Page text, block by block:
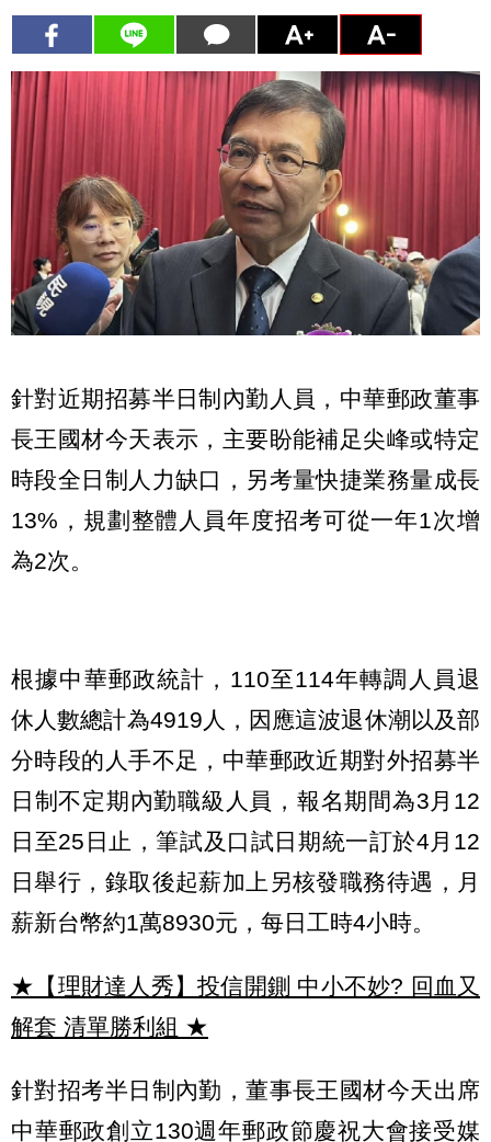
針對近期招募半日制內勤人員，中華郵政董事
長王國材今天表示，主要盼能補足尖峰或特定
時段全日制人力缺口，另考量快捷業務量成長
13%，規劃整體人員年度招考可從一年1次增
為2次。
根據中華郵政統計，110至114年轉調人員退
休人數總計為4919人，因應這波退休潮以及部
分時段的人手不足，中華郵政近期對外招募半
日制不定期內勤職級人員，報名期間為3月12
日至25日止，筆試及口試日期統一訂於4月12
日舉行，錄取後起薪加上另核發職務待遇，月
薪新台幣約1萬8930元，每日工時4小時。
★【理財達人秀】投信開鍘 中小不妙? 回血又
解套 清單勝利組 ★
針對招考半日制內勤，董事長王國材今天出席
中華郵政創立130週年郵政節慶祝大會接受媒